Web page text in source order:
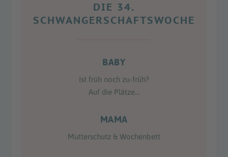
DIE 34.
SCHWANGERSCHAFTS­WOCHE
BABY
Ist früh noch zu-früh?
Auf die Plätze…
MAMA
Mutterschutz & Wochenbett